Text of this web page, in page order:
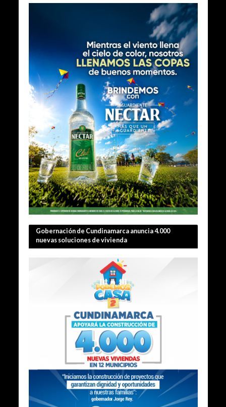
Gobernación de Cundinamarca anuncia 4.000
nuevas soluciones de vivienda